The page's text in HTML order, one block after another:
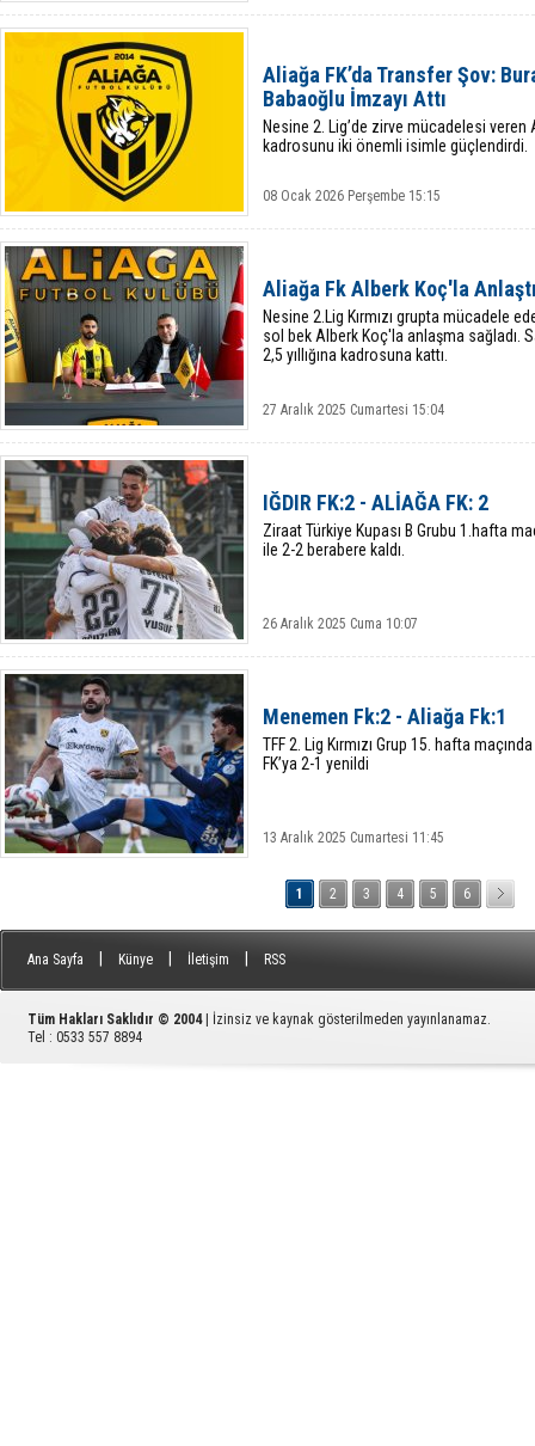
Aliağa FK’da Transfer Şov:
Babaoğlu İmzayı Attı
Nesine 2. Lig’de zirve mücadelesi
kadrosunu iki önemli isimle güçlendirdi.
08 Ocak 2026 Perşembe 15:15
Aliağa Fk Alberk Koç'la
Nesine 2.Lig Kırmızı grupta mücadele
sol bek Alberk Koç'la anlaşma sağladı.
2,5 yıllığına kadrosuna kattı.
27 Aralık 2025 Cumartesi 15:04
IĞDIR FK:2 - ALİAĞA FK: 2
Ziraat Türkiye Kupası B Grubu 1.hafta
ile 2-2 berabere kaldı.
26 Aralık 2025 Cuma 10:07
Menemen Fk:2 - Aliağa Fk:1
TFF 2. Lig Kırmızı Grup 15. hafta
FK’ya 2-1 yenildi
13 Aralık 2025 Cumartesi 11:45
1 2 3 4 5 6
Ana Sayfa Künye İletişim RSS
Tüm Hakları Saklıdır © 2004
| İzinsiz ve kaynak gösterilmeden yayınlanamaz.
Tel : 0533 557 8894